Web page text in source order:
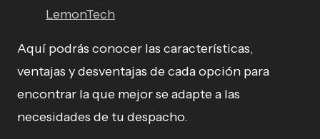
LemonTech
Aquí podrás conocer las características,
ventajas y desventajas de cada opción para
encontrar la que mejor se adapte a las
necesidades de tu despacho.